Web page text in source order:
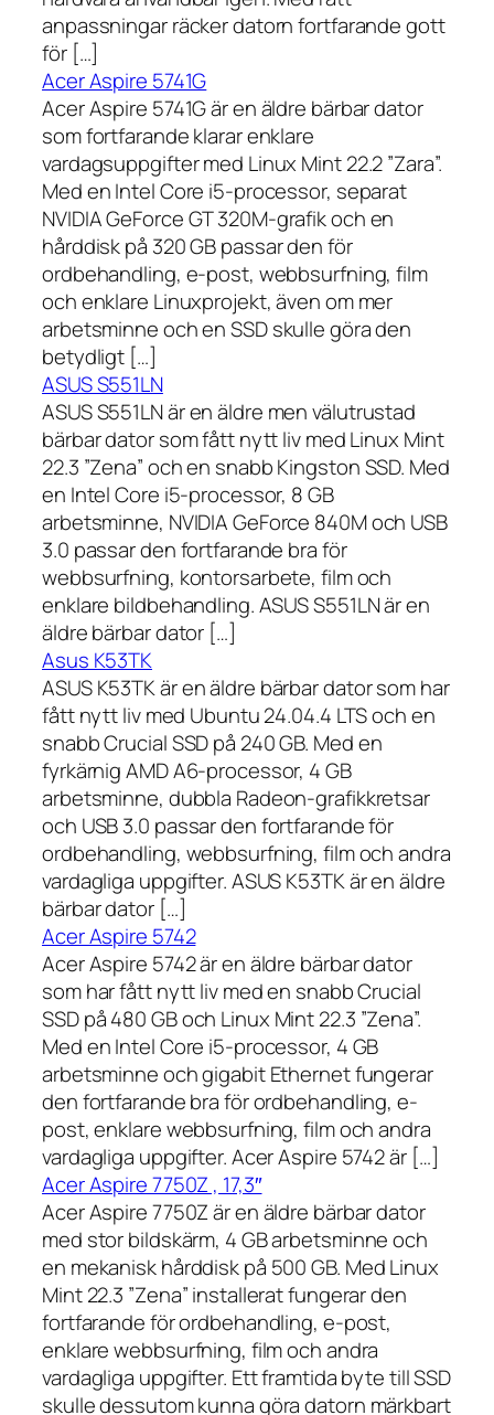
anpassningar räcker datorn fortfarande gott
för […]
Acer Aspire 5741G
Acer Aspire 5741G är en äldre bärbar dator
som fortfarande klarar enklare
vardagsuppgifter med Linux Mint 22.2 ”Zara”.
Med en Intel Core i5-processor, separat
NVIDIA GeForce GT 320M-grafik och en
hårddisk på 320 GB passar den för
ordbehandling, e-post, webbsurfning, film
och enklare Linuxprojekt, även om mer
arbetsminne och en SSD skulle göra den
betydligt […]
ASUS S551LN
ASUS S551LN är en äldre men välutrustad
bärbar dator som fått nytt liv med Linux Mint
22.3 ”Zena” och en snabb Kingston SSD. Med
en Intel Core i5-processor, 8 GB
arbetsminne, NVIDIA GeForce 840M och USB
3.0 passar den fortfarande bra för
webbsurfning, kontorsarbete, film och
enklare bildbehandling. ASUS S551LN är en
äldre bärbar dator […]
Asus K53TK
ASUS K53TK är en äldre bärbar dator som har
fått nytt liv med Ubuntu 24.04.4 LTS och en
snabb Crucial SSD på 240 GB. Med en
fyrkärnig AMD A6-processor, 4 GB
arbetsminne, dubbla Radeon-grafikkretsar
och USB 3.0 passar den fortfarande för
ordbehandling, webbsurfning, film och andra
vardagliga uppgifter. ASUS K53TK är en äldre
bärbar dator […]
Acer Aspire 5742
Acer Aspire 5742 är en äldre bärbar dator
som har fått nytt liv med en snabb Crucial
SSD på 480 GB och Linux Mint 22.3 ”Zena”.
Med en Intel Core i5-processor, 4 GB
arbetsminne och gigabit Ethernet fungerar
den fortfarande bra för ordbehandling, e-
post, enklare webbsurfning, film och andra
vardagliga uppgifter. Acer Aspire 5742 är […]
Acer Aspire 7750Z , 17,3″
Acer Aspire 7750Z är en äldre bärbar dator
med stor bildskärm, 4 GB arbetsminne och
en mekanisk hårddisk på 500 GB. Med Linux
Mint 22.3 ”Zena” installerat fungerar den
fortfarande för ordbehandling, e-post,
enklare webbsurfning, film och andra
vardagliga uppgifter. Ett framtida byte till SSD
skulle dessutom kunna göra datorn märkbart